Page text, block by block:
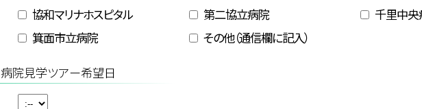
協和マリナホスピタル
第二協立病院
千里中央
箕面市立病院
その他（通信欄に記入）
病院見学ツアー希望日